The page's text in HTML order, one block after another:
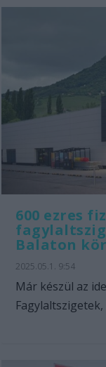
600 ezres
Balaton
2025.05.1. 9:54
Már készül az